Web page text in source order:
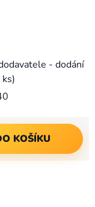
- dodání
KOŠÍKU